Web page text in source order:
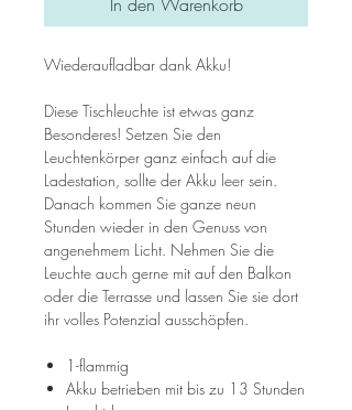
Wiederaufladbar dank Akku!
Diese Tischleuchte ist etwas ganz
Besonderes! Setzen Sie den
Leuchtenkörper ganz einfach auf die
Ladestation, sollte der Akku leer sein.
Danach kommen Sie ganze neun
Stunden wieder in den Genuss von
angenehmem Licht. Nehmen Sie die
Leuchte auch gerne mit auf den Balkon
oder die Terrasse und lassen Sie sie dort
ihr volles Potenzial ausschöpfen.
1-flammig
Akku betrieben mit bis zu 13 Stunden